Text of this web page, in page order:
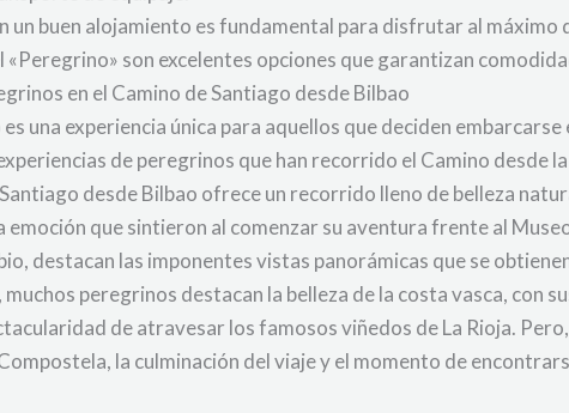
un buen alojamiento es fundamental para disfrutar al máximo
«Peregrino» son excelentes opciones que garantizan
en el Camino de Santiago desde Bilbao
una experiencia única para aquellos que deciden
de peregrinos que han recorrido el Camino desde
desde Bilbao ofrece un recorrido lleno de belleza
emoción que sintieron al comenzar su aventura frente al
destacan las imponentes vistas panorámicas que se
muchos peregrinos destacan la belleza de la costa vasca, con
de atravesar los famosos viñedos de La Rioja.
la culminación del viaje y el momento de